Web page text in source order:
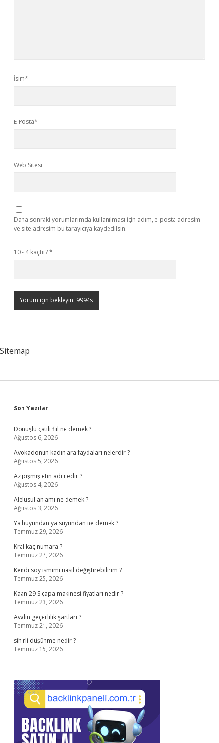
İsim*
E-Posta*
Web Sitesi
Daha sonraki yorumlarımda kullanılması için adım, e-posta adresim
ve site adresim bu tarayıcıya kaydedilsin.
10 - 4 kaçtır?*
Sitemap
Sidebar
Son Yazılar
Dönüşlü çatılı fiil ne demek ?
Ağustos 6, 2026
Avokadonun kadınlara faydaları nelerdir ?
Ağustos 5, 2026
Az pişmiş etin adı nedir ?
Ağustos 4, 2026
Alelusul anlamı ne demek ?
Ağustos 3, 2026
Ya huyundan ya suyundan ne demek ?
Temmuz 29, 2026
Kral kaç numara ?
Temmuz 27, 2026
Kendi soy ismimi nasıl değiştirebilirim ?
Temmuz 25, 2026
Kaan 29 S çapa makinesi fiyatları nedir ?
Temmuz 23, 2026
Avalin geçerlilik şartları ?
Temmuz 21, 2026
sihirli düşünme nedir ?
Temmuz 15, 2026